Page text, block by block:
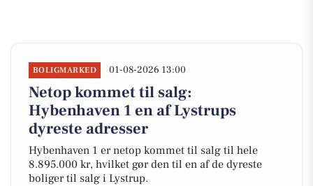
BOLIGMARKED 01-08-2026 13:00
Netop kommet til salg:
Hybenhaven 1 en af Lystrups
dyreste adresser
Hybenhaven 1 er netop kommet til salg til hele
8.895.000 kr, hvilket gør den til en af de dyreste
boliger til salg i Lystrup.